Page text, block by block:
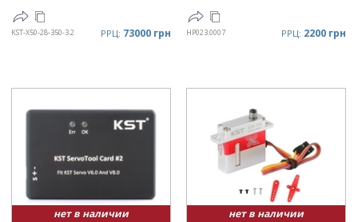
KST-X50-28-350-3.2 РРЦ: 73000 грн HP023.0007 РРЦ: 2200 грн
нет в наличии нет в наличии